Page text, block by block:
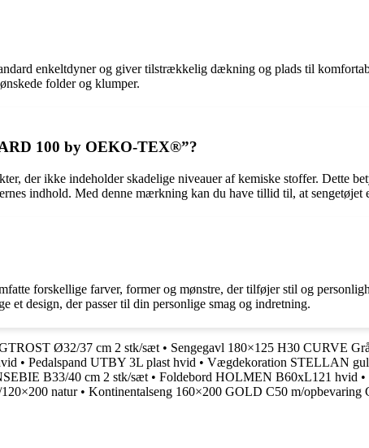
enkeltdyner og giver tilstrækkelig dækning og plads til
folder og klumper.
100 by OEKO-TEX®”?
ikke indeholder skadelige niveauer af kemiske stoffer. Dette
indhold. Med denne mærkning kan du have tillid til, at
forskellige farver, former og mønstre, der tilføjer stil og
et design, der passer til din personlige smag og indretning.
Ø32/37 cm 2 stk/sæt • Sengegavl 180×125 H30 CURVE
• Pedalspand UTBY 3L plast hvid • Vægdekoration STELLAN
B33/40 cm 2 stk/sæt • Foldebord HOLMEN B60xL121 hvid •
natur• Kontinentalseng 160×200 GOLD C50 m/opbevaring